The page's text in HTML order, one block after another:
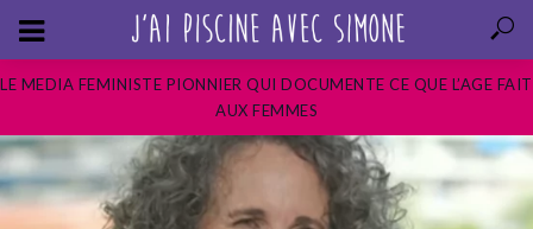
LE MEDIA FEMINISTE PIONNIER QUI DOCUMENTE CE QUE L’AGE FAIT
AUX FEMMES